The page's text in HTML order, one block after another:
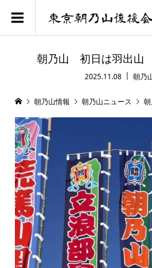
朝乃山 初日は羽出山
2025.11.08 朝乃
朝乃山情報 朝乃山ニュース 朝